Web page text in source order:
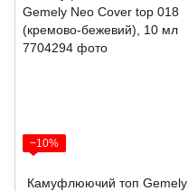
−10%
Камуфлюючий топ Gemely